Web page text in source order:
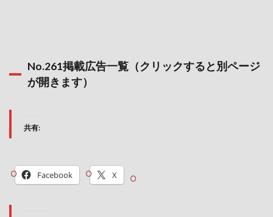
No.261掲載広告一覧（クリックすると別ページ
が開きます）
共有:
Facebook X